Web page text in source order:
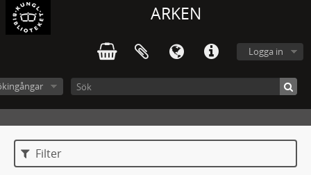
ARKEN
Logga in
Filter